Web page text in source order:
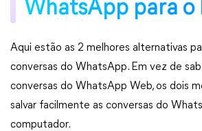
WhatsApp para o
Aqui estão as 2 melhores alternativas
conversas do WhatsApp. Em vez de
conversas do WhatsApp Web, os dois
salvar facilmente as conversas do
computador.